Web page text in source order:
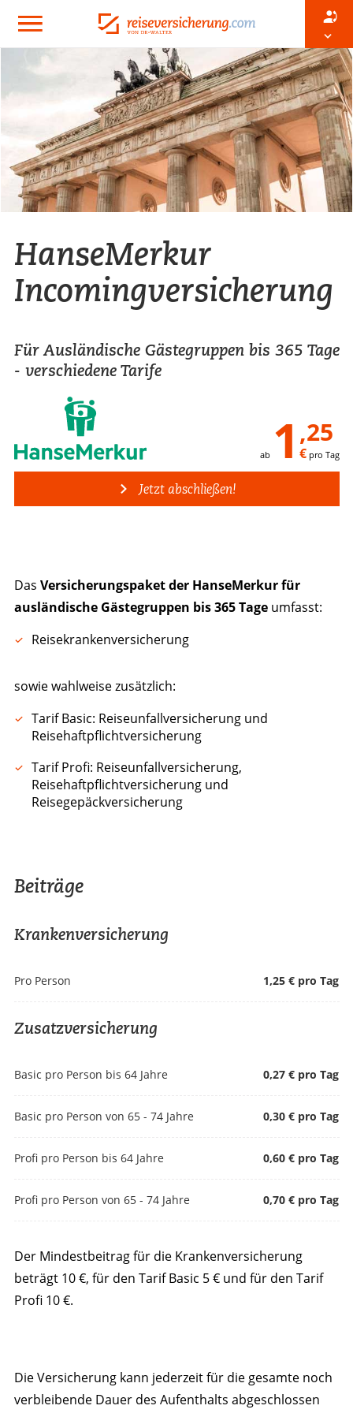
HanseMerkur
Incomingversicherung
Für Ausländische Gästegruppen bis 365 Tage
- verschiedene Tarife
ab 1 ,25
€pro Tag
Jetzt abschließen!
Das Versicherungspaket der HanseMerkur für
ausländische Gästegruppen bis 365 Tageumfasst:
Reisekrankenversicherung
sowie wahlweise zusätzlich:
Tarif Basic: Reiseunfallversicherung und
Reisehaftpflichtversicherung
Tarif Profi: Reiseunfallversicherung,
Reisehaftpflichtversicherung und
Reisegepäckversicherung
Beiträge
Krankenversicherung
Pro Person 1,25 € pro Tag
Zusatzversicherung
Basic pro Person bis 64 Jahre 0,27 € pro Tag
Basic pro Person von 65 - 74 Jahre 0,30 € pro Tag
Profi pro Person bis 64 Jahre 0,60 € pro Tag
Profi pro Person von 65 - 74 Jahre 0,70 € pro Tag
Der Mindestbeitrag für die Krankenversicherung
beträgt 10 €, für den Tarif Basic 5 € und für den Tarif
Profi 10 €.
Die Versicherung kann jederzeit für die gesamte noch
verbleibende Dauer des Aufenthalts abgeschlossen